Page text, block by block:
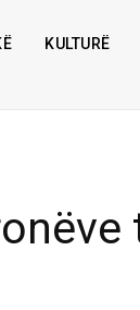
KULTURË